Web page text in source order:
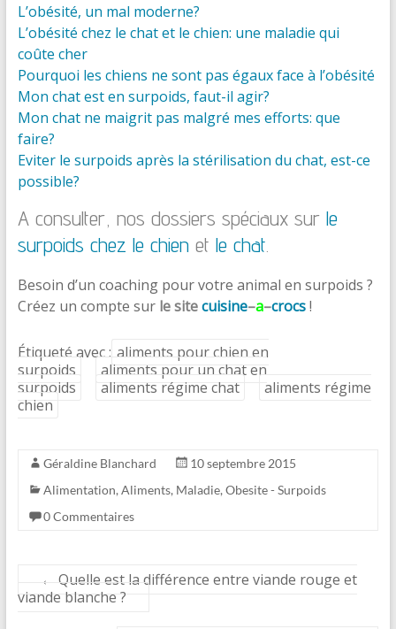
L’obésité, un mal moderne?
L’obésité chez le chat et le chien: une maladie qui
coûte cher
Pourquoi les chiens ne sont pas égaux face à l’obésité
Mon chat est en surpoids, faut-il agir?
Mon chat ne maigrit pas malgré mes efforts: que
faire?
Eviter le surpoids après la stérilisation du chat, est-ce
possible?
A consulter, nos dossiers spéciaux sur le
surpoids chez le chien et le chat
Besoin d’un coaching pour votre animal en surpoids ?
Créez un compte sur le sitecuisine–a–crocs!
Étiqueté avec : aliments pour chien en
surpoids
aliments pour un chat en
surpoids
aliments régime chat
aliments régime
chien
Géraldine Blanchard
10 septembre 2015
Alimentation, Aliments, Maladie, Obesite - Surpoids
0 Commentaires
←
Quelle est la différence entre viande rouge et
viande blanche ?